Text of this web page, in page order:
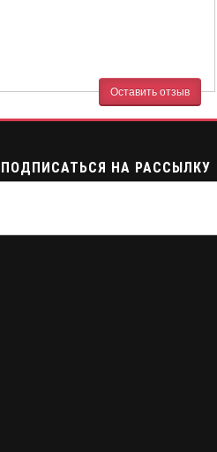
Оставить отзыв
ПОДПИСАТЬСЯ НА РАССЫЛКУ